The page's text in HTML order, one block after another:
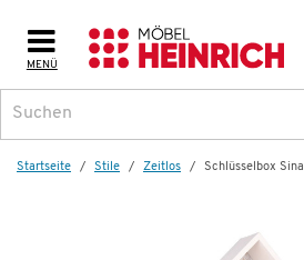
MENÜ
Startseite Stile Zeitlos Schlüsselbox Sina